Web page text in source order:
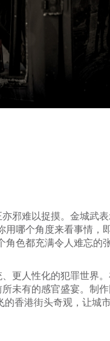
邪难以捉摸。金城武
用哪个角度来看事情，
色都充满令人难忘的张
更人性化的犯罪世界
未有的感官盛宴。制
的香港街头奇观，让城